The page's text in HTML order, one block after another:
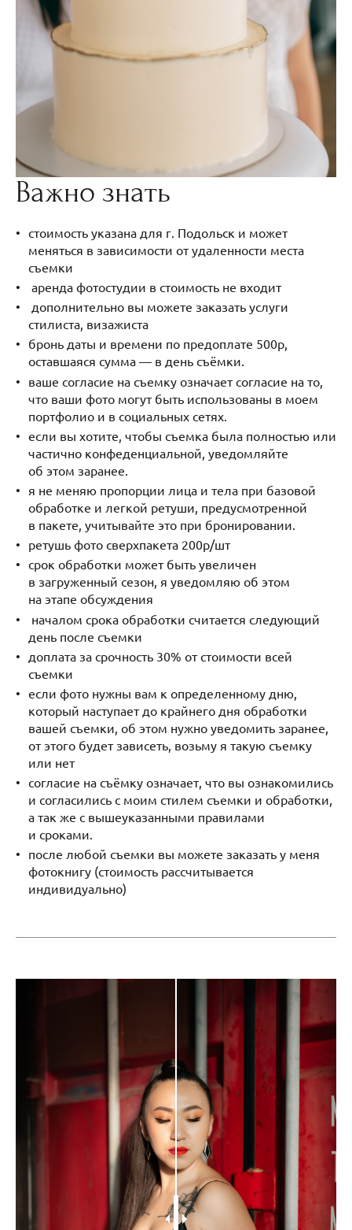
Важно знать
стоимость указана для г. Подольск и может
меняться в зависимости от удаленности места
съемки
аренда фотостудии в стоимость не входит
дополнительно вы можете заказать услуги
стилиста, визажиста
бронь даты и времени по предоплате 500р,
оставшаяся сумма — в день съёмки.
ваше согласие на съемку означает согласие на то,
что ваши фото могут быть использованы в моем
портфолио и в социальных сетях.
если вы хотите, чтобы съемка была полностью или
частично конфеденциальной, уведомляйте
об этом заранее.
я не меняю пропорции лица и тела при базовой
обработке и легкой ретуши, предусмотренной
в пакете, учитывайте это при бронировании.
ретушь фото сверхпакета 200р/шт
срок обработки может быть увеличен
в загруженный сезон, я уведомляю об этом
на этапе обсуждения
началом срока обработки считается следующий
день после съемки
доплата за срочность 30% от стоимости всей
съемки
если фото нужны вам к определенному дню,
который наступает до крайнего дня обработки
вашей съемки, об этом нужно уведомить заранее,
от этого будет зависеть, возьму я такую съемку
или нет
согласие на съёмку означает, что вы ознакомились
и согласились с моим стилем съемки и обработки,
а так же с вышеуказанными правилами
и сроками.
после любой съемки вы можете заказать у меня
фотокнигу (стоимость рассчитывается
индивидуально)